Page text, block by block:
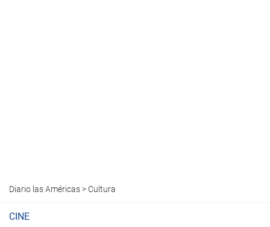
Diario las Américas> Cultura
CINE